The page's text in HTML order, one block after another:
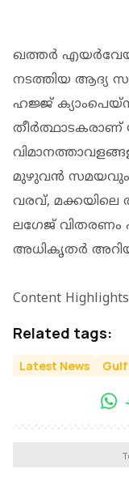
ഖത്തര്‍
നടത്തിയ ആദ്യ
ഹജ്ജ്
തീര്‍ത്ഥാടകരാണ്
മുഴുവന്‍ സമയവും
വരവ്, മക്കയിലെ
ലഗേജ് വിതരണം
അധികൃതര്‍
Content
Related tags:
Latest News Gulf